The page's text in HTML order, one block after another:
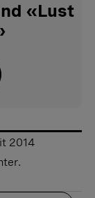
«Lust
2014